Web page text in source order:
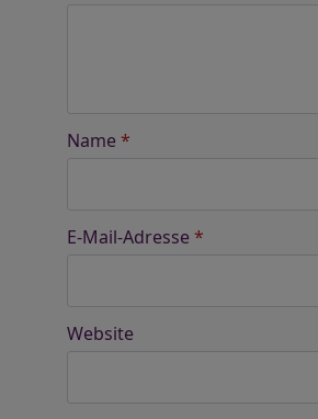
Name *
E-Mail-Adresse *
Website